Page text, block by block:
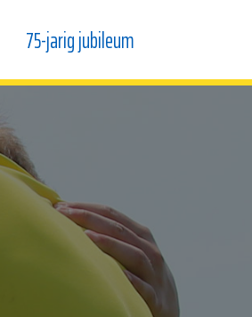
75-jarig jubileum